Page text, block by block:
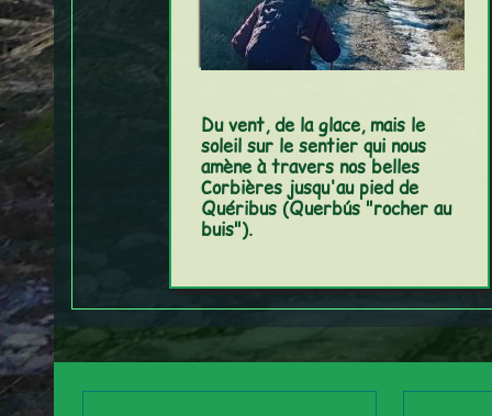
Du vent, de la glace, mais le
soleil sur le sentier qui nous
amène à travers nos belles
Corbières jusqu'au pied de
Quéribus (Querbús "rocher au
buis").